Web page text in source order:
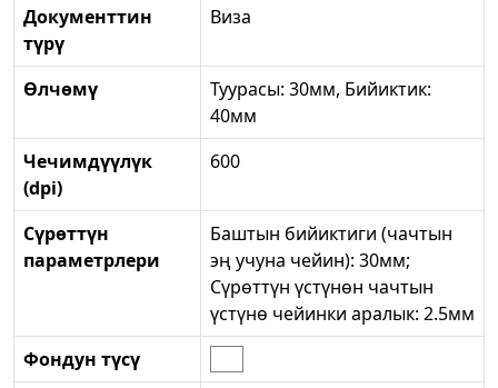
Документтин
түрү
Виза
Өлчөмү
Туурасы: 30мм, Бийиктик:
40мм
Чечимдүүлүк
(dpi)
600
Сүрөттүн
параметрлери
Баштын бийиктиги (чачтын
эң учуна чейин): 30мм;
Сүрөттүн үстүнөн чачтын
үстүнө чейинки аралык: 2.5мм
Фондун түсү